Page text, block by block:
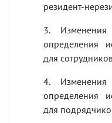
резидент-
3.
определения
для
4.
определения
для